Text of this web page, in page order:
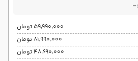
-
۵۹٬۹۹۰٬۰۰۰ تومان
۸۱٬۹۹۰٬۰۰۰ تومان
۴۸٬۶۹۰٬۰۰۰ تومان